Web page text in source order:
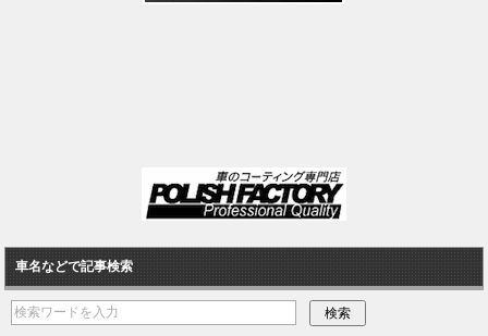
車名などで記事検索